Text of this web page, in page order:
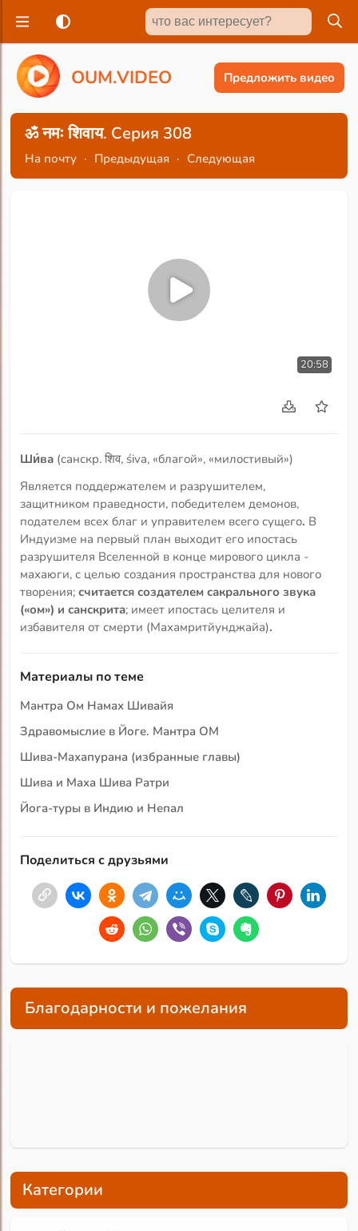
OUM.VIDEO Предложить видео
ॐ नमः शिवाय. Серия 308
На почту · Предыдущая · Следующая
20:58
Ши́ва (санскр. शिव, śiva, «благой», «милостивый»)
Является поддержателем и разрушителем,
защитником праведности, победителем демонов,
подателем всех благ и управителем всего сущего. В
Индуизме на первый план выходит его ипостась
разрушителя Вселенной в конце мирового цикла -
махаюги, с целью создания пространства для нового
творения;считается создателем сакрального звука
(«ом») и санскрита; имеет ипостась целителя и
избавителя от смерти (Махамритйунджайа).
Материалы по теме
Мантра Ом Намах Шивайя
Здравомыслие в Йоге. Мантра ОМ
Шива-Махапурана (избранные главы)
Шива и Маха Шива Ратри
Йога-туры в Индию и Непал
Поделиться с друзьями
Благодарности и пожелания
Категории